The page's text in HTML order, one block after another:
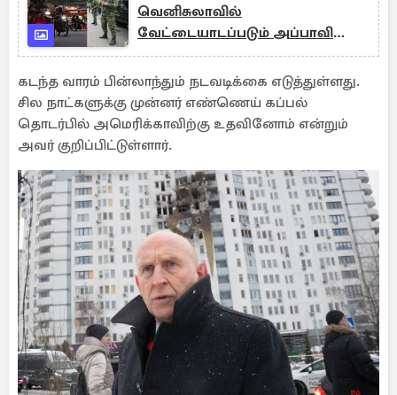
வெனிசுலாவில்
வேட்டையாடப்படும் அப்பாவி
மக்கள், குடும்பங்கள்
கடந்த வாரம் பின்லாந்தும் நடவடிக்கை எடுத்துள்ளது.
சில நாட்களுக்கு முன்னர் எண்ணெய் கப்பல்
தொடர்பில் அமெரிக்காவிற்கு உதவினோம் என்றும்
அவர் குறிப்பிட்டுள்ளார்.